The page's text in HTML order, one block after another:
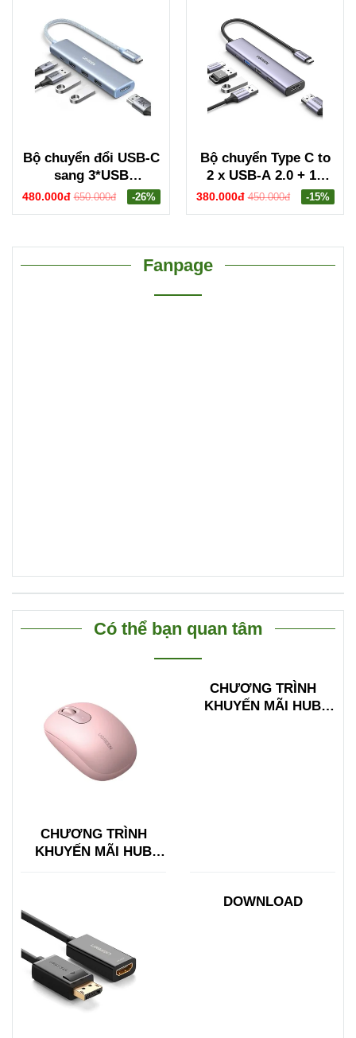
35998 CD361
Bộ chuyển đổi USB-C
sang 3*USB
3.0+HDMI+USB-C hỗ
trợ 4K Ugreen 35581
480.000đ 650.000đ -26%
Bộ chuyển Type C to
2 x USB-A 2.0 + 1x
USB-A 3.0 + HDMI +
PD 4K@30Hz Ugreen
380.000đ 450.000đ -15%
Fanpage
Có thể bạn quan tâm
CHƯƠNG TRÌNH
KHUYẾN MÃI HUB
CHƯƠNG TRÌNH
KHUYẾN MÃI HUB
DOWNLOAD